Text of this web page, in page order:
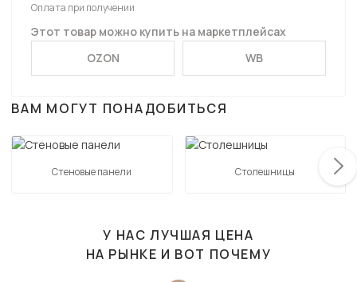
Оплата при получении
Этот товар можно купить на маркетплейсах
OZON
WB
ВАМ МОГУТ ПОНАДОБИТЬСЯ
Стеновые панели Столешницы
У НАС ЛУЧШАЯ ЦЕНА
НА РЫНКЕ И ВОТ ПОЧЕМУ